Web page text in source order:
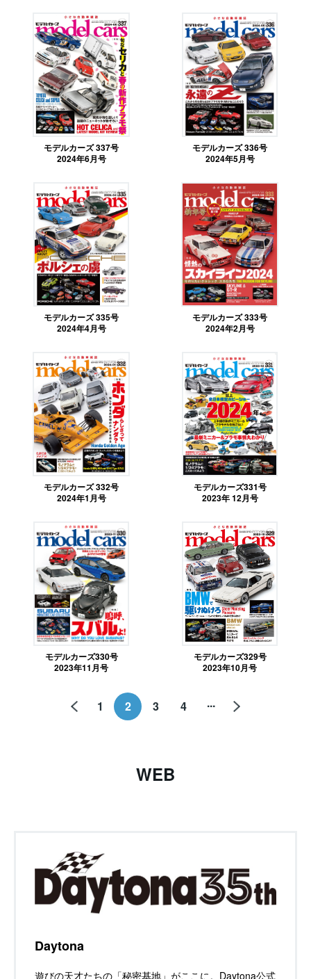
モデルカーズ 337号
2024年6月号
モデルカーズ 336号
2024年5月号
モデルカーズ 335号
2024年4月号
モデルカーズ 333号
2024年2月号
モデルカーズ 332号
2024年1月号
モデルカーズ331号
2023年 12月号
モデルカーズ330号
2023年11月号
モデルカーズ329号
2023年10月号
1 2 3 4 ...
WEB
Daytona
遊びの天才たちの「秘密基地」がここに。Daytona公式